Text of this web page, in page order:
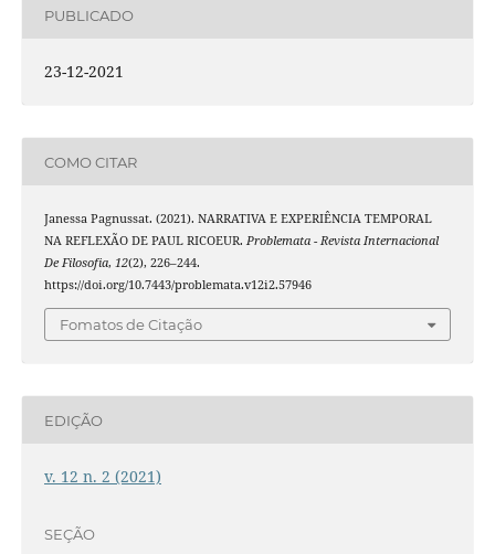
PUBLICADO
23-12-2021
COMO CITAR
Janessa Pagnussat. (2021). NARRATIVA E EXPERIÊNCIA TEMPORAL
NA REFLEXÃO DE PAUL RICOEUR. Problemata - Revista Internacional
De Filosofia, 12(2), 226–244.
https://doi.org/10.7443/problemata.v12i2.57946
Fomatos de Citação
EDIÇÃO
v. 12 n. 2 (2021)
SEÇÃO